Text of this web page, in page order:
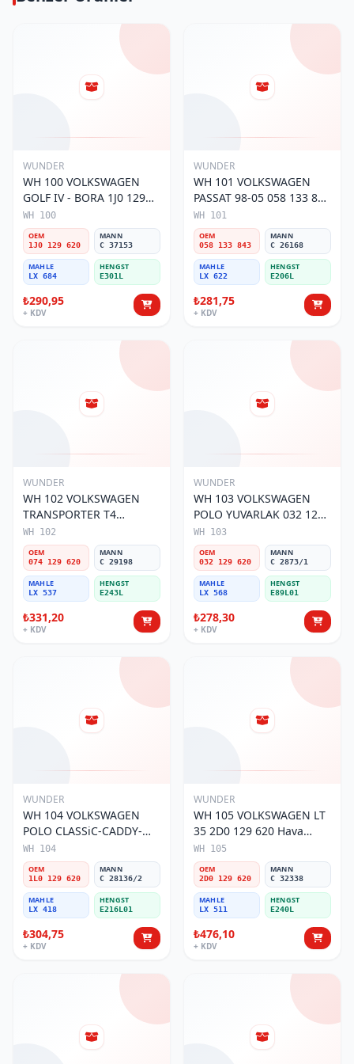
WUNDER
WH 100 VOLKSWAGEN
GOLF IV - BORA 1J0 129
620 Hava Filtresi
WH 100
OEM
1J0 129 620
MANN
C 37153
MAHLE
LX 684
HENGST
E301L
₺290,95
+ KDV
WUNDER
WH 101 VOLKSWAGEN
PASSAT 98-05 058 133 843
Hava Filtresi
WH 101
OEM
058 133 843
MANN
C 26168
MAHLE
LX 622
HENGST
E206L
₺281,75
+ KDV
WUNDER
WH 102 VOLKSWAGEN
TRANSPORTER T4
(SÜNGERSiZ) 074 129 620
Hava Filtresi
WH 102
OEM
074 129 620
MANN
C 29198
MAHLE
LX 537
HENGST
E243L
₺331,20
+ KDV
WUNDER
WH 103 VOLKSWAGEN
POLO YUVARLAK 032 129
620 Hava Filtresi
WH 103
OEM
032 129 620
MANN
C 2873/1
MAHLE
LX 568
HENGST
E89L01
₺278,30
+ KDV
WUNDER
WH 104 VOLKSWAGEN
POLO CLASSiC-CADDY-
SEAT iBiZA 1L0 129 620
Hava Filtresi
WH 104
OEM
1L0 129 620
MANN
C 28136/2
MAHLE
LX 418
HENGST
E216L01
₺304,75
+ KDV
WUNDER
WH 105 VOLKSWAGEN LT
35 2D0 129 620 Hava
Filtresi
WH 105
OEM
2D0 129 620
MANN
C 32338
MAHLE
LX 511
HENGST
E240L
₺476,10
+ KDV